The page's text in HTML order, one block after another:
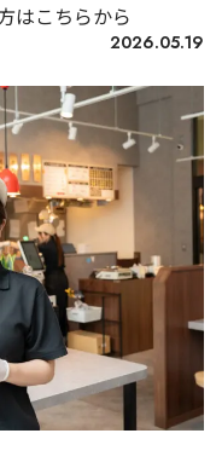
はこちらから
2026.05.19